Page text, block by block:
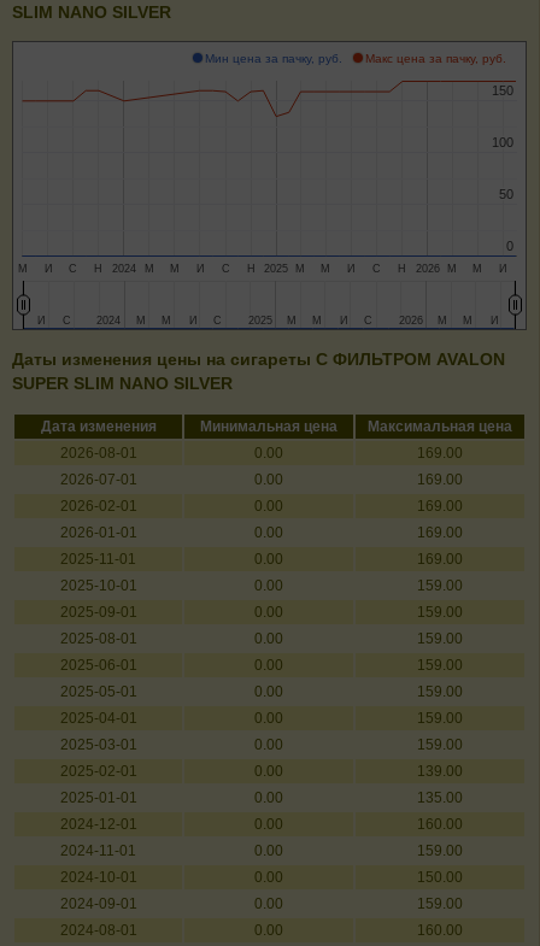
SLIM NANO SILVER
Мин цена за пачку, руб. Макс цена за пачку, руб.
2024 2025 2026
М И С Н М М И С Н М М И С Н М М И
0
0
50
50
100
100
150
150
2024
2024 2025
2025 2026
2026
ИИ С
С М
М М
М ИИ С
С М
М М
М ИИ С
С М
М М
М ИИ
Даты изменения цены на сигареты C ФИЛЬТРОМ AVALON
SUPER SLIM NANO SILVER
Дата изменения Минимальная цена
Максимальная цена
2026-08-01
0.00
169.00
2026-07-01
0.00
169.00
2026-02-01
0.00
169.00
2026-01-01
0.00
169.00
2025-11-01
0.00
169.00
2025-10-01
0.00
159.00
2025-09-01
0.00
159.00
2025-08-01
0.00
159.00
2025-06-01
0.00
159.00
2025-05-01
0.00
159.00
2025-04-01
0.00
159.00
2025-03-01
0.00
159.00
2025-02-01
0.00
139.00
2025-01-01
0.00
135.00
2024-12-01
0.00
160.00
2024-11-01
0.00
159.00
2024-10-01
0.00
150.00
2024-09-01
0.00
159.00
2024-08-01
0.00
160.00